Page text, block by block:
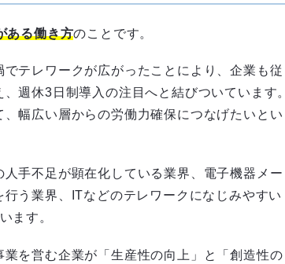
ある働き方のことです。
テレワークが広がったことにより、企業も従
週休3日制導入の注目へと結びついています。
幅広い層からの労働力確保につなげたいとい
手不足が顕在化している業界、電子機器メー
う業界、ITなどのテレワークになじみやすい
ます。
を営む企業が「生産性の向上」と「創造性の